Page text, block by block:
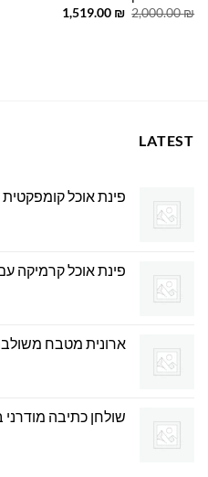
2,000.00₪
המחיר
1,519.00 ₪
המחיר
LATEST
פינת אוכל קומפקטית עם 4 כיסאות
פינת אוכל קרמיקה עם 4
ארונית מטבח
שולחן כתיבה מודרני